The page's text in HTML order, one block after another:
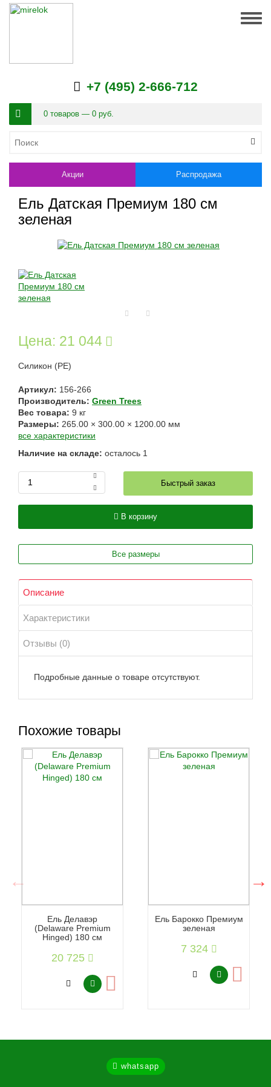
+7 (495) 2-666-712
0 товаров — 0 руб.
Акции Распродажа
Ель Датская Премиум 180 см
зеленая
Цена: 21 044
Силикон (РЕ)
Артикул: 156-266
Производитель: Green Trees
Вес товара: 9 кг
Размеры: 265.00 × 300.00 × 1200.00 мм
все характеристики
Наличие на складе: осталось 1
Быстрый заказ
В корзину
Все размеры
Описание
Характеристики
Отзывы (0)
Подробные данные о товаре отсутствуют.
Похожие товары
Ель Делавэр
(Delaware Premium
Hinged) 180 см
20 725
Ель Барокко Премиум
зеленая
7 324
whatsapp